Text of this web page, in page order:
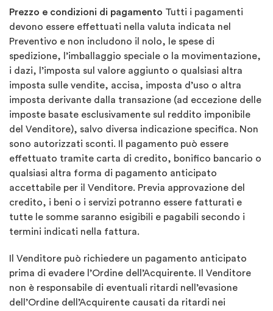
Prezzo e condizioni di pagamento Tutti i pagamenti
devono essere effettuati nella valuta indicata nel
Preventivo e non includono il nolo, le spese di
spedizione, l’imballaggio speciale o la movimentazione,
i dazi, l’imposta sul valore aggiunto o qualsiasi altra
imposta sulle vendite, accisa, imposta d’uso o altra
imposta derivante dalla transazione (ad eccezione delle
imposte basate esclusivamente sul reddito imponibile
del Venditore), salvo diversa indicazione specifica. Non
sono autorizzati sconti. Il pagamento può essere
effettuato tramite carta di credito, bonifico bancario o
qualsiasi altra forma di pagamento anticipato
accettabile per il Venditore. Previa approvazione del
credito, i beni o i servizi potranno essere fatturati e
tutte le somme saranno esigibili e pagabili secondo i
termini indicati nella fattura.
Il Venditore può richiedere un pagamento anticipato
prima di evadere l’Ordine dell’Acquirente. Il Venditore
non è responsabile di eventuali ritardi nell’evasione
dell’Ordine dell’Acquirente causati da ritardi nei